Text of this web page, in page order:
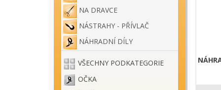
NA DRAVCE
NÁSTRAHY - PŘÍVLAČ
NÁHRADNÍ DÍLY
VŠECHNY PODKATEGORIE
OČKA